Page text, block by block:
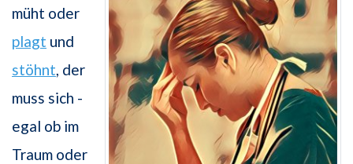
müht oder
plagt und
stöhnt , der
muss sich -
egal ob im
Traum oder